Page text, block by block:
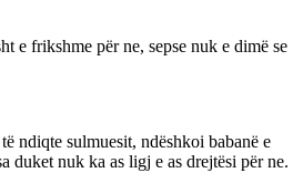
e frikshme për ne, sepse nuk e dimë se
ndiqte sulmuesit, ndëshkoi babanë e
duket nuk ka as ligj e as drejtësi për ne.